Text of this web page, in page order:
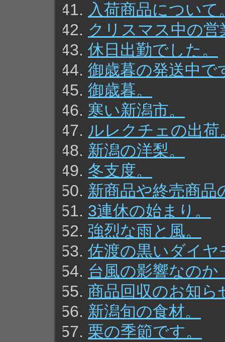
入荷商品について
クリスマス中の
休日出勤でした。
御歳暮の発送中で
御歳暮。
寒い新潟市。
ルレクチェの出荷
新潟の洋梨。
冬支度。
新商品や終売商品
3連休の始まり。
強烈な雨と風。
佐渡の黒いダイヤ
台風の影響なのか
商品回収のお知ら
新潟旬の食材。
栗の季節です。